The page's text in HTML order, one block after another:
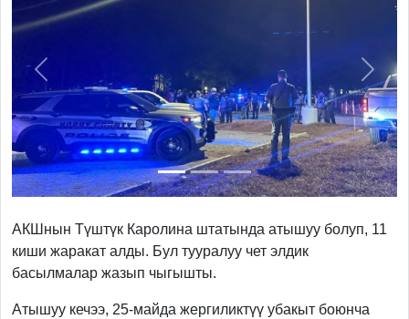
Previous Next
АКШнын Түштүк Каролина штатында атышуу болуп, 11
киши жаракат алды. Бул тууралуу чет элдик
басылмалар жазып чыгышты.
Атышуу кечээ, 25-майда жергиликтүү убакыт боюнча